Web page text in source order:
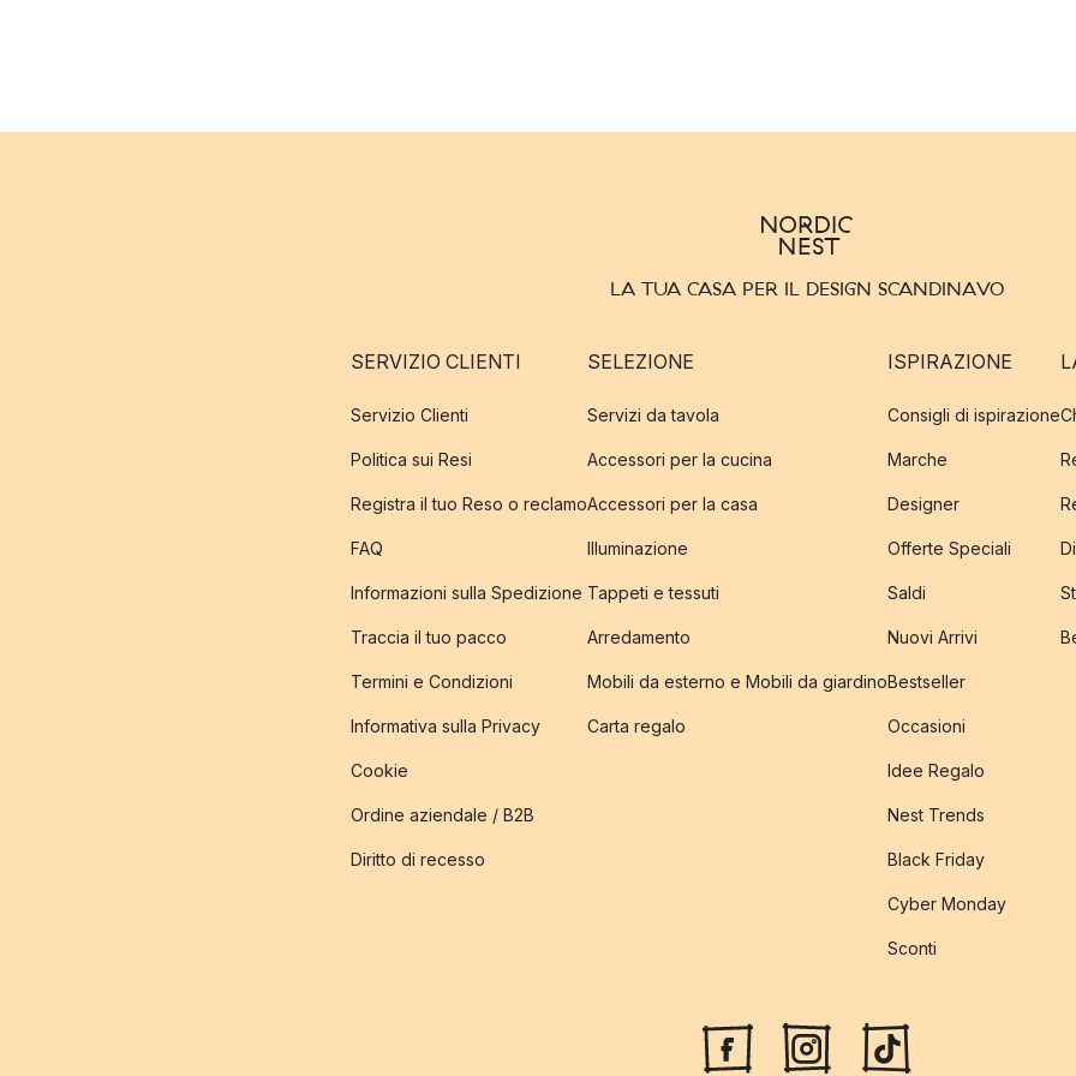
LA TUA CASA PER IL DESIGN SCANDINAVO
SERVIZIO CLIENTI
Servizio Clienti
Politica sui Resi
Registra il tuo Reso o reclamo
FAQ
Informazioni sulla Spedizione
Traccia il tuo pacco
Termini e Condizioni
Informativa sulla Privacy
Cookie
Ordine aziendale / B2B
Diritto di recesso
SELEZIONE
Servizi da tavola
Accessori per la cucina
Accessori per la casa
Illuminazione
Tappeti e tessuti
Arredamento
Mobili da esterno e Mobili da giardino
Carta regalo
ISPIRAZIONE
Consigli di ispirazione
Marche
Designer
Offerte Speciali
Saldi
Nuovi Arrivi
Bestseller
Occasioni
Idee Regalo
Nest Trends
Black Friday
Cyber Monday
Sconti